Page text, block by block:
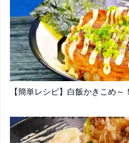
【簡単レシピ】白飯かきこめ